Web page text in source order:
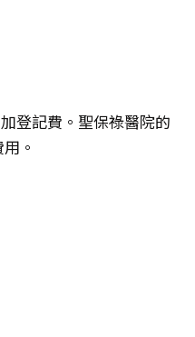
登記費。聖保祿醫院的
。